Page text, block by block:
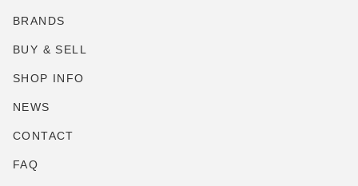
BRANDS
BUY & SELL
SHOP INFO
NEWS
CONTACT
FAQ